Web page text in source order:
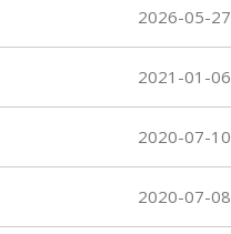
2026-05-27
2021-01-06
2020-07-10
2020-07-08